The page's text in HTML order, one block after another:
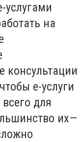
услугами
на
консультации
е-услуги
для
их—